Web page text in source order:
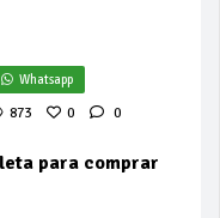
Whatsapp
873 0 0
para comprar